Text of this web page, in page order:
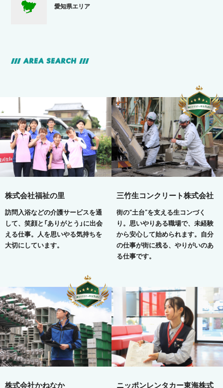
愛知県エリア
AREA SEARCH
株式会社福祉の里
訪問入浴などの介護サービスを通
して、笑顔と「ありがとう」に出会
える仕事。人を思いやる気持ちを
大切にしています。
三竹生コンクリート株式会社
街の“土台”を支える生コンづく
り。思いやりある職場で、未経験
から安心して始められます。自分
の仕事が街に残る、やりがいのあ
る仕事です。
株式会社かねなか ニッポンレンタカー東海株式